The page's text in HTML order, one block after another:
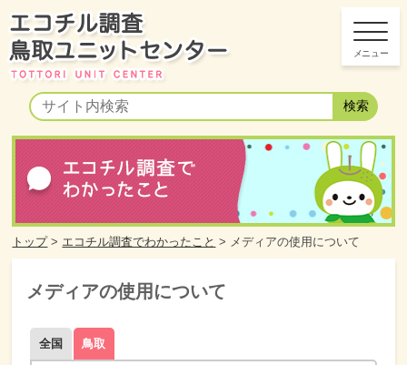
トップ> エコチル調査でわかったこと > メディアの使用について
メディアの使用について
全国 鳥取